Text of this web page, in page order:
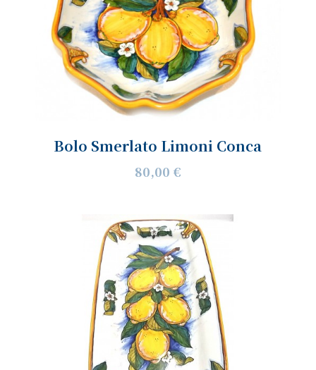
Bolo Smerlato Limoni Conca
80,00 €